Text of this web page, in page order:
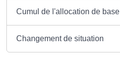
Cumul de l'allocation de base
Changement de situation